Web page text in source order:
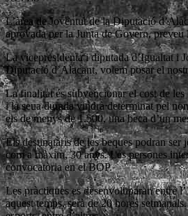
L’àrea de Joventut de la Diputació
aprovada per la Junta de Govern, preveu
La vicepresidenta i diputada d’Igualtat i
Diputació d’Alacant, volem posar el
La finalitat és subvencionar el cost de
i la seua durada vindrà determinat pel
els de menys de 1.500, una beca d’un
Els destinataris de les beques podran
com a màxim, 30 anys. Les persones
convocatòria en el BOP.
Les pràctiques es desenvoluparan entre
aquest temps, serà de 20 hores